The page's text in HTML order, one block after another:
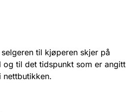
til kjøperen skjer på
og til det tidspunkt som er angitt
nettbutikken.